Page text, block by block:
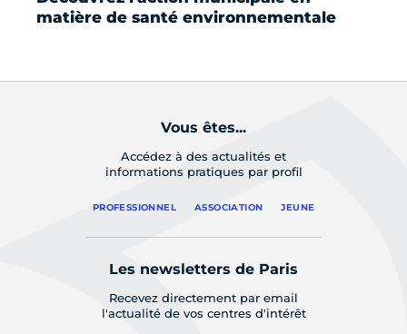
matière de santé environnementale
Vous êtes...
Accédez à des actualités et
informations pratiques par profil
PROFESSIONNEL ASSOCIATION JEUNE
Les newsletters de Paris
Recevez directement par email
l'actualité de vos centres d'intérêt